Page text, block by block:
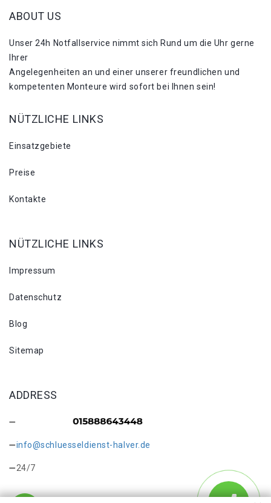
ABOUT US
Unser 24h Notfallservice nimmt sich Rund um die Uhr gerne
Ihrer
Angelegenheiten an und einer unserer freundlichen und
kompetenten Monteure wird sofort bei Ihnen sein!
NÜTZLICHE LINKS
Einsatzgebiete
Preise
Kontakte
NÜTZLICHE LINKS
Impressum
Datenschutz
Blog
Sitemap
ADDRESS
info@schluesseldienst-halver.de
24/7